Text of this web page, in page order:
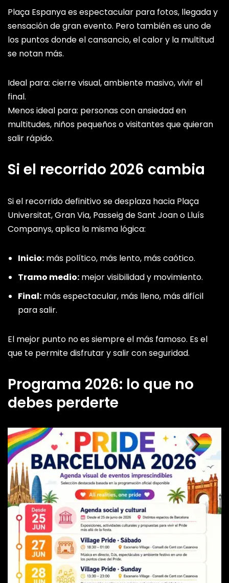
Plaça Espanya es espectacular para fotos, llegada y
sensación de gran evento. Pero también es uno de
los puntos donde el cansancio, el calor y la multitud
se notan más.
Ideal para: cierre visual, ambiente masivo, vivir el
final.
Menos ideal para: personas con ansiedad en
multitudes, niños pequeños o visitantes que quieran
salir rápido.
Si el recorrido 2026 cambia
Si el recorrido definitivo se desplaza hacia Plaça
Universitat, Gran Via, Passeig de Sant Joan o Lluís
Companys, aplica la misma lógica:
Inicio: más político, más lento, más caótico.
Tramo medio: mejor visibilidad y movimiento.
Final: más espectacular, más lleno, más difícil
para salir.
El mejor punto no es siempre el más famoso. Es el
que te permite disfrutar y salir con seguridad.
Programa 2026: lo que no
debes perderte